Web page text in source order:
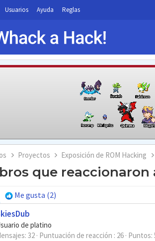
Usuarios Ayuda Reglas
Proyectos Exposición de ROM Hacking
que reaccionaron
Me gusta (2)
de platino
32 Puntuación de reacción 26 Puntos